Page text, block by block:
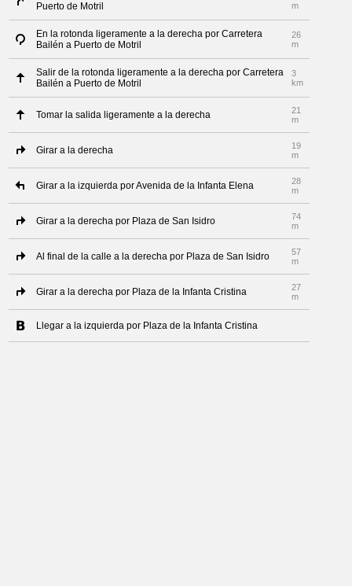
Puerto de Motril
m
En la rotonda ligeramente a la derecha por Carretera
Bailén a Puerto de Motril
26
m
Salir de la rotonda ligeramente a la derecha por Carretera
Bailén a Puerto de Motril
3
km
Tomar la salida ligeramente a la derecha
21
m
Girar a la derecha
19
m
Girar a la izquierda por Avenida de la Infanta Elena
28
m
Girar a la derecha por Plaza de San Isidro
74
m
Al final de la calle a la derecha por Plaza de San Isidro
57
m
Girar a la derecha por Plaza de la Infanta Cristina
27
m
Llegar a la izquierda por Plaza de la Infanta Cristina